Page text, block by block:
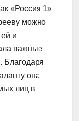
«Россия 1»
можно
и
важные
Благодаря
она
лиц в